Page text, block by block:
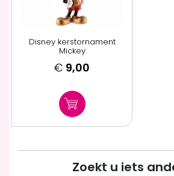
Disney kerstornament
Mickey
€ 9,00
Zoekt u iets